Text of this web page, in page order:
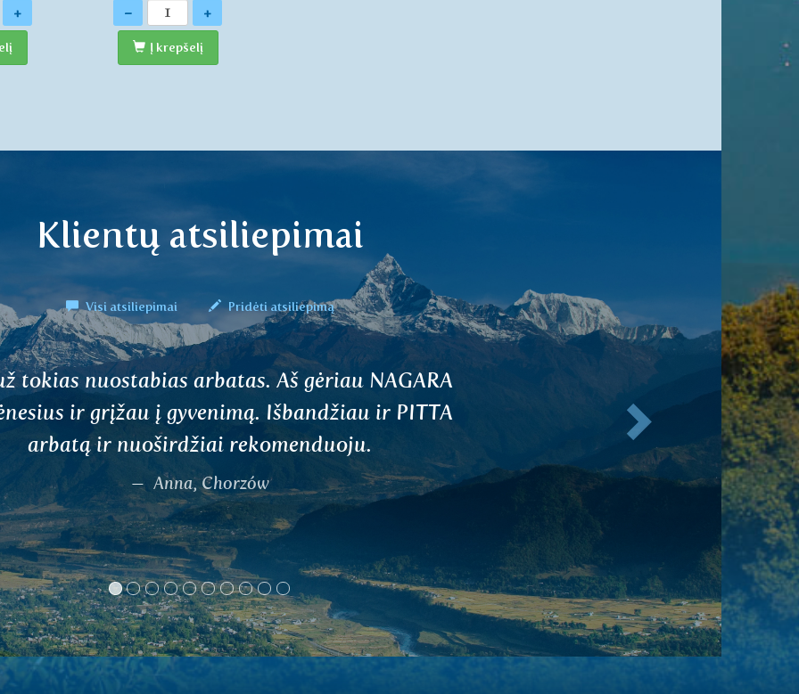
+ - +
Į krepšelį
Klientų atsiliepimai
Visi atsiliepimai Pridėti atsiliepimą
Pirmą kartą išbandžiau APANA nuo menstruacijų
problemų. Ji numalšino skausmą ir sugrąžino mano
gyvybingumą. Aš gėriau du kartus per dieną tris
dienas prieš menstruacinį ciklą ir dvi dienas per jį.
Rekomenduoju!
Kitas